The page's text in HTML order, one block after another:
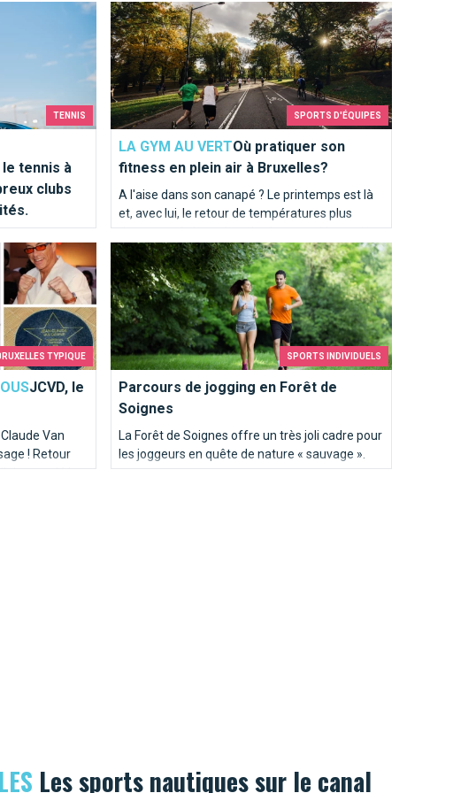
TENNIS
tennis à
clubs
terre battue ou
le tennis à Bruxelles compte de nombreux clubs offrant toutes les
SPORTS D'ÉQUIPES
LA GYM AU VERTOù pratiquer son
fitness en plein air à Bruxelles?
A l'aise dans son canapé ? Le printemps est là
et, avec lui, le retour de températures plus
douces et de journées plus longues. L'occasion
de s'aérer l'esprit et pourquoi pas le corps !
Voici une liste d'activités en plein air.
Où pratiquer son fitness en plein air à Bruxelles?
TYPIQUE
JCVD, le
Van
! Retour
musclé !
SPORTS INDIVIDUELS
Parcours de jogging en Forêt de
Soignes
La Forêt de Soignes offre un très joli cadre pour
les joggeurs en quête de nature « sauvage ».
Parcours de jogging en Forêt de Soignes
Les sports nautiques sur le canal